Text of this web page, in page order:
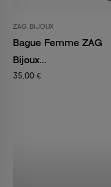
ZAG BIJOUX
Bague Femme ZAG
Bijoux...
35,00 €